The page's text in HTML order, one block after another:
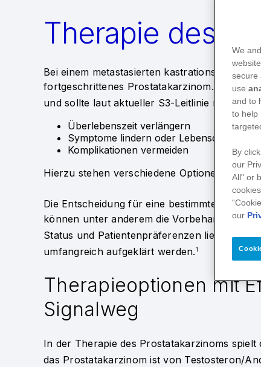
Therapie des
Bei einem metastasierten
fortgeschrittenes Prostatakarzinom. Es gilt
und sollte laut aktueller S3-Leitlinie
Überlebenszeit verlängern
Symptome lindern oder Lebensqualität
Komplikationen vermeiden
Hierzu stehen verschiedene Optionen zur
Die Entscheidung für eine bestimmte
können unter anderem die Vorbehandlung,
Status und Patientenpräferenzen liefern.
umfangreich aufgeklärt werden.1
Therapieoptionen mit
Signalweg
In der Therapie des Prostatakarzinoms
das Prostatakarzinom ist von Testosteron/
We
secure
use
and to
to help
By
our
All" or
our